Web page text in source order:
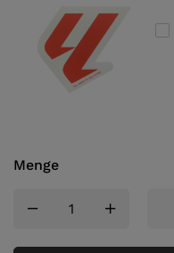
Menge